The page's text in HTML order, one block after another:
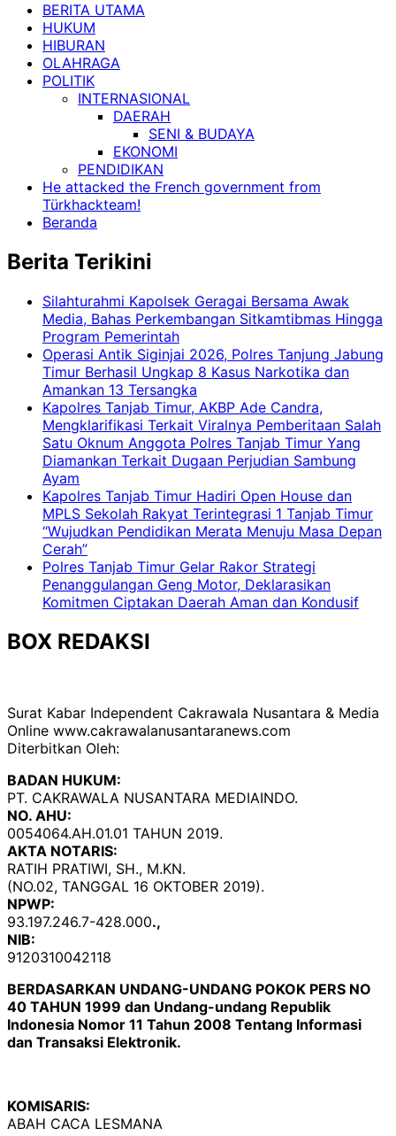
BERITA UTAMA
HUKUM
HIBURAN
OLAHRAGA
POLITIK
INTERNASIONAL
DAERAH
SENI & BUDAYA
EKONOMI
PENDIDIKAN
He attacked the French government from
Türkhackteam!
Beranda
Berita Terikini
Silahturahmi Kapolsek Geragai Bersama Awak
Media, Bahas Perkembangan Sitkamtibmas Hingga
Program Pemerintah
Operasi Antik Siginjai 2026, Polres Tanjung Jabung
Timur Berhasil Ungkap 8 Kasus Narkotika dan
Amankan 13 Tersangka
Kapolres Tanjab Timur, AKBP Ade Candra,
Mengklarifikasi Terkait Viralnya Pemberitaan Salah
Satu Oknum Anggota Polres Tanjab Timur Yang
Diamankan Terkait Dugaan Perjudian Sambung
Ayam
Kapolres Tanjab Timur Hadiri Open House dan
MPLS Sekolah Rakyat Terintegrasi 1 Tanjab Timur
“Wujudkan Pendidikan Merata Menuju Masa Depan
Cerah”
Polres Tanjab Timur Gelar Rakor Strategi
Penanggulangan Geng Motor, Deklarasikan
Komitmen Ciptakan Daerah Aman dan Kondusif
BOX REDAKSI
Surat Kabar Independent Cakrawala Nusantara & Media
Online www.cakrawalanusantaranews.com
Diterbitkan Oleh:
BADAN HUKUM:
PT. CAKRAWALA NUSANTARA MEDIAINDO.
NO. AHU:
0054064.AH.01.01 TAHUN 2019.
AKTA NOTARIS:
RATIH PRATIWI, SH., M.KN.
(NO.02, TANGGAL 16 OKTOBER 2019).
NPWP:
93.197.246.7-428.000.,
NIB:
9120310042118
BERDASARKAN UNDANG-UNDANG POKOK PERS NO
40 TAHUN 1999 dan Undang-undang Republik
Indonesia Nomor 11 Tahun 2008 Tentang Informasi
dan Transaksi Elektronik.
KOMISARIS:
ABAH CACA LESMANA